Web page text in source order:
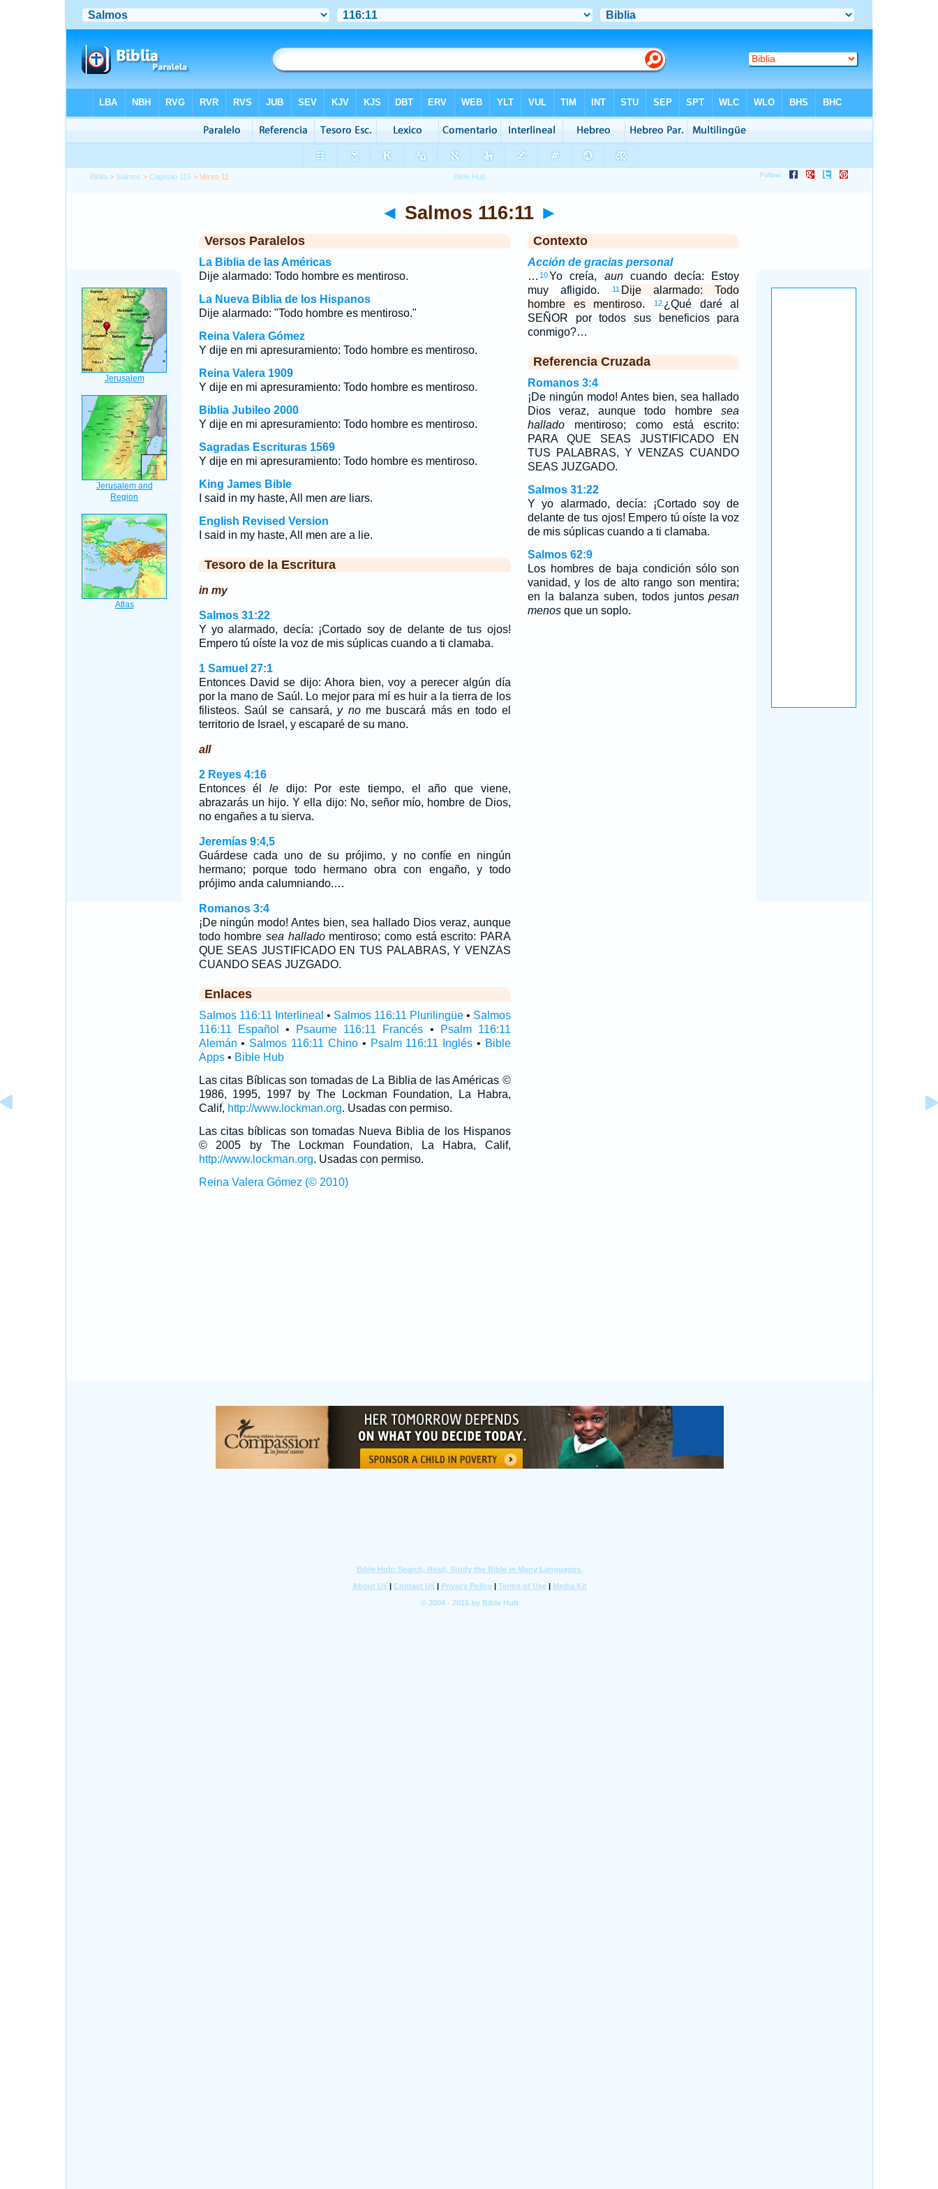
Biblia > Salmos >Capítulo 116 > Verso 11
◄ Salmos 116:11 ►
Versos Paralelos
La Biblia de las Américas
Dije alarmado: Todo hombre es mentiroso.
La Nueva Biblia de los Hispanos
Dije alarmado: "Todo hombre es mentiroso."
Reina Valera Gómez
Y dije en mi apresuramiento: Todo hombre es mentiroso.
Reina Valera 1909
Y dije en mi apresuramiento: Todo hombre es mentiroso.
Biblia Jubileo 2000
Y dije en mi apresuramiento: Todo hombre es mentiroso.
Sagradas Escrituras 1569
Y dije en mi apresuramiento: Todo hombre es mentiroso.
King James Bible
I said in my haste, All men areliars.
English Revised Version
I said in my haste, All men are a lie.
Tesoro de la Escritura
in my
Salmos 31:22
Y yo alarmado, decía: ¡Cortado soy de delante de tus ojos!
Empero tú oíste la voz de mis súplicas cuando a ti clamaba.
1 Samuel 27:1
Entonces David se dijo: Ahora bien, voy a perecer algún día
por la mano de Saúl. Lo mejor para mí es huir a la tierra de los
filisteos. Saúl se cansará, y nome buscará más en todo el
territorio de Israel, y escaparé de su mano.
all
2 Reyes 4:16
Entonces él ledijo: Por este tiempo, el año que viene,
abrazarás un hijo. Y ella dijo: No, señor mío, hombre de Dios,
no engañes a tu sierva.
Jeremías 9:4,5
Guárdese cada uno de su prójimo, y no confíe en ningún
hermano; porque todo hermano obra con engaño, y todo
prójimo anda calumniando.…
Romanos 3:4
¡De ningún modo! Antes bien, sea hallado Dios veraz, aunque
todo hombre sea halladomentiroso; como está escrito: PARA
QUE SEAS JUSTIFICADO EN TUS PALABRAS, Y VENZAS
CUANDO SEAS JUZGADO.
Enlaces
Salmos 116:11 Interlineal • Salmos 116:11 Plurilingüe• Salmos
116:11 Español
• Psaume 116:11 Francés •
Psalm 116:11
Alemán • Salmos 116:11 Chino• Psalm 116:11 Inglés • Bible
Apps• Bible Hub
Las citas Bíblicas son tomadas de La Biblia de las Américas ©
1986, 1995, 1997 by The Lockman Foundation, La Habra,
Calif, http://www.lockman.org. Usadas con permiso.
Las citas bíblicas son tomadas Nueva Biblia de los Hispanos
© 2005 by The Lockman Foundation, La Habra, Calif,
http://www.lockman.org. Usadas con permiso.
Reina Valera Gómez (© 2010)
Contexto
Acción de gracias personal
… 10Yo creía, auncuando decía: Estoy
muy afligido.
11 Dije alarmado: Todo
hombre es mentiroso.
12 ¿Qué daré al
SEÑOR por todos sus beneficios para
conmigo?…
Referencia Cruzada
Romanos 3:4
¡De ningún modo! Antes bien, sea hallado
Dios veraz, aunque todo hombresea
halladomentiroso; como está escrito:
PARA QUE SEAS JUSTIFICADO EN
TUS PALABRAS, Y VENZAS CUANDO
SEAS JUZGADO.
Salmos 31:22
Y yo alarmado, decía: ¡Cortado soy de
delante de tus ojos! Empero tú oíste la voz
de mis súplicas cuando a ti clamaba.
Salmos 62:9
Los hombres de baja condición sólo son
vanidad, y los de alto rango son mentira;
en la balanza suben, todos juntospesan
menosque un soplo.